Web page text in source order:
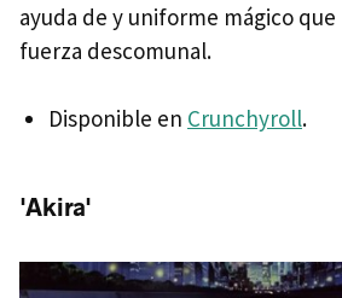
ayuda de y uniforme mágico
fuerza descomunal.
Disponible en Crunchyroll.
'Akira'